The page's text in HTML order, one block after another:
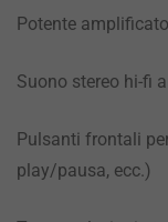
Potente
Suono stereo hi-fi
Pulsanti frontali
play/pausa, ecc.)